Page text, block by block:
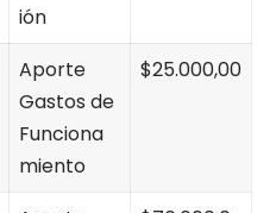
ión
Aporte
Gastos de
Funciona
miento
$25.000,00